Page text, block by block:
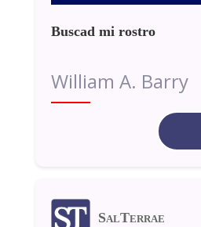
Buscad mi rostro
William A. Barry
SalTerrae